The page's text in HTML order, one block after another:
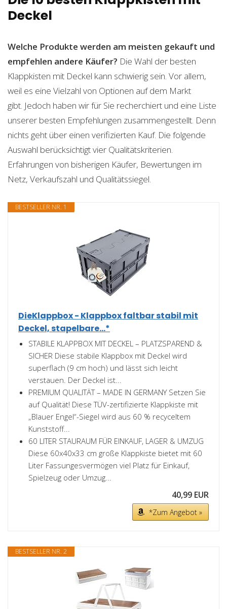
Deckel
Welche Produkte werden am meisten gekauft und
empfehlen andere Käufer? Die Wahl der besten
Klappkisten mit Deckel kann schwierig sein. Vor allem,
weil es eine Vielzahl von Optionen auf dem Markt
gibt. Jedoch haben wir für Sie recherchiert und eine Liste
unserer besten Empfehlungen zusammengestellt. Denn
nichts geht über einen verifizierten Kauf. Die folgende
Auswahl berücksichtigt vier Qualitätskriterien.
Erfahrungen von bisherigen Käufer, Bewertungen im
Netz, Verkaufszahl und Qualitätssiegel.
BESTSELLER NR. 1
DieKlappbox - Klappbox faltbar stabil mit
Deckel, stapelbare...*
STABILE KLAPPBOX MIT DECKEL – PLATZSPAREND &
SICHER Diese stabile Klappbox mit Deckel wird
superflach (9 cm hoch) und lässt sich leicht
verstauen. Der Deckel ist...
PREMIUM QUALITÄT – MADE IN GERMANY Setzen Sie
auf Qualität! Diese TÜV-zertifizierte Klappkiste mit
„Blauer Engel“-Siegel wird aus 60 % recyceltem
Kunststoff...
60 LITER STAURAUM FÜR EINKAUF, LAGER & UMZUG
Diese 60x40x33 cm große Klappkiste bietet mit 60
Liter Fassungesvermögen viel Platz für Einkauf,
Spielzeug oder Umzug...
40,99 EUR
*Zum Angebot »
BESTSELLER NR. 2